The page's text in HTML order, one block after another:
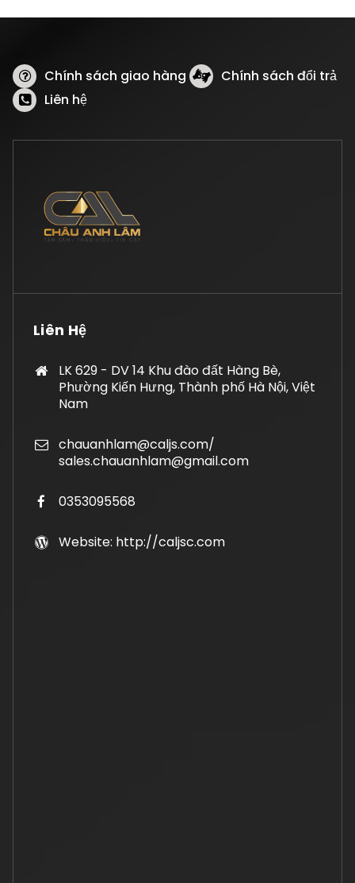
Chính sách giao hàng
Chính sách đổi trả
Liên hệ
Liên Hệ
LK 629 - DV 14 Khu đào đất Hàng Bè,
Phường Kiến Hưng, Thành phố Hà Nội, Việt
Nam
chauanhlam@caljs.com/
sales.chauanhlam@gmail.com
0353095568
Website: http://caljsc.com